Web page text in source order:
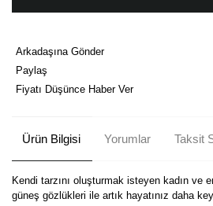
Arkadaşına Gönder
Paylaş
Fiyatı Düşünce Haber Ver
Ürün Bilgisi Yorumlar Taksit
Kendi tarzını oluşturmak isteyen kadın ve
güneş gözlükleri ile artık hayatınız daha